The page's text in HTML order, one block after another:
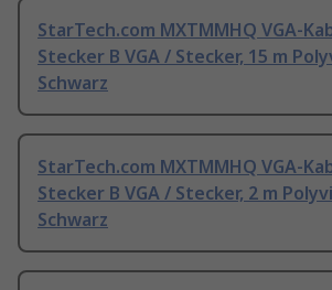
StarTech.com MXTMMHQ VGA-
Stecker B VGA / Stecker, 15 m
Schwarz
StarTech.com MXTMMHQ VGA-
Stecker B VGA / Stecker, 2 m
Schwarz